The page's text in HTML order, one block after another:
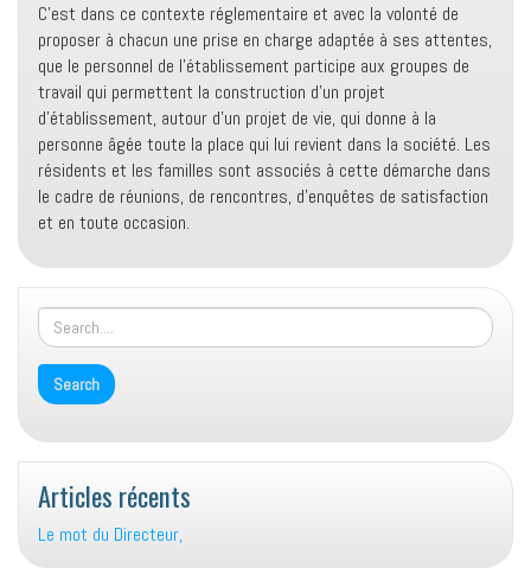
C’est dans ce contexte réglementaire et avec la volonté de
proposer à chacun une prise en charge adaptée à ses attentes,
que le personnel de l’établissement participe aux groupes de
travail qui permettent la construction d’un projet
d’établissement, autour d’un projet de vie, qui donne à la
personne âgée toute la place qui lui revient dans la société. Les
résidents et les familles sont associés à cette démarche dans
le cadre de réunions, de rencontres, d’enquêtes de satisfaction
et en toute occasion.
Articles récents
Le mot du Directeur,